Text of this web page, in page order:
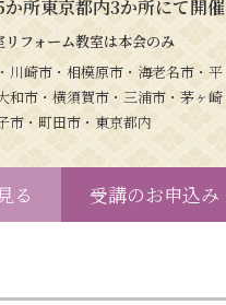
所東京都内3か所にて開催
リフォーム教室は本会のみ
川崎市・相模原市・海老名市・平
和市・横須賀市・三浦市・茅ヶ崎
市・町田市・東京都内
る 受講のお申込み